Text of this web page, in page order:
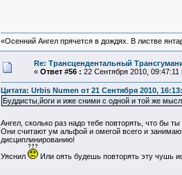
«Осенний Ангел прячется в дождях. В листве
Re: Трансцендентальный
« Ответ #56 : 22 Сентября 2010, 09:47:11
Цитата: Urbis Numen от 21 Сентября 2010,
Буддисты,йоги и иже сними с одной и той же
Ангел, сколько раз надо тебе повторять, что бы
Они считают ум альфой и омегой всего и
дисциплинированию!
Уяснил
Или оять будешь повторять эту чушь